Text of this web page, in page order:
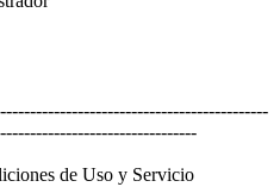
de Uso y Servicio